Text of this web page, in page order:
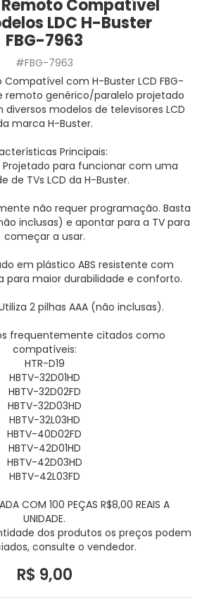
Compatível
LDC H-Buster
FBG-7963
#FBG-7963
com H-Buster LCD FBG-
remoto genérico/paralelo projetado
modelos de televisores LCD
marca H-Buster.
Principais:
para funcionar com uma
de TVs LCD da H-Buster.
não requer programação. Basta
inclusas) e apontar para a TV para
começar a usar.
em plástico ABS resistente com
para maior durabilidade e conforto.
2 pilhas AAA (não inclusas).
frequentemente citados como
compatíveis:
HTR-D19
HBTV-32D01HD
HBTV-32D02FD
HBTV-32D03HD
HBTV-32L03HD
HBTV-40D02FD
HBTV-42D01HD
HBTV-42D03HD
HBTV-42L03FD
COM 100 PEÇAS R$8,00 REAIS A
UNIDADE.
dos produtos os preços podem
consulte o vendedor.
R$ 9,00